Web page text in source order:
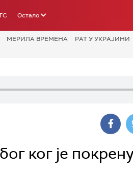
Остало
МЕРИЛА ВРЕМЕНА РАТ У УКРАЈИНИ
ког је